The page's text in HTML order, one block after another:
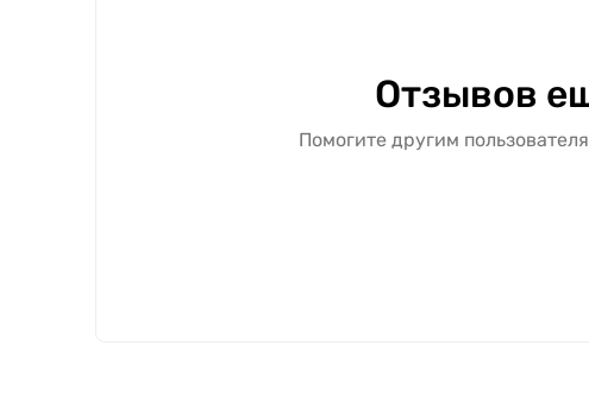
Отзывов
Помогите другим